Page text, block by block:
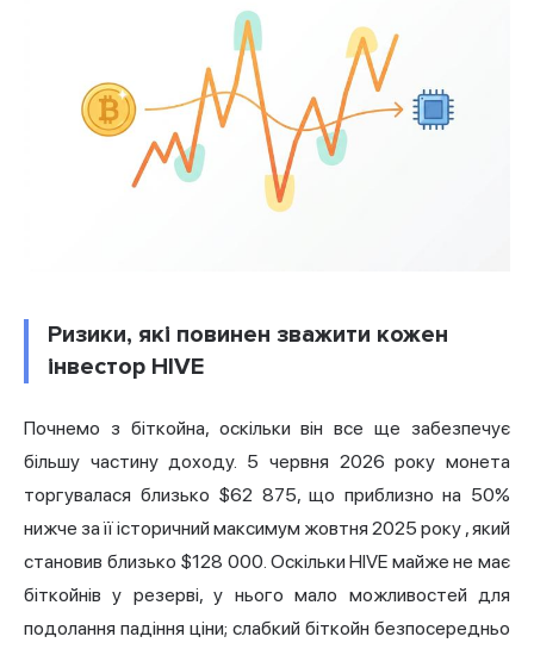
Ризики, які повинен зважити кожен
інвестор HIVE
Почнемо з біткойна, оскільки він все ще забезпечує
більшу частину доходу. 5 червня 2026 року монета
торгувалася близько $62 875,що приблизно на 50%
нижче за її історичний максимум жовтня 2025 року , який
становив близько $128 000. Оскільки HIVE майже не має
біткойнів у резерві, у нього мало можливостей для
подолання падіння ціни; слабкий біткойн безпосередньо